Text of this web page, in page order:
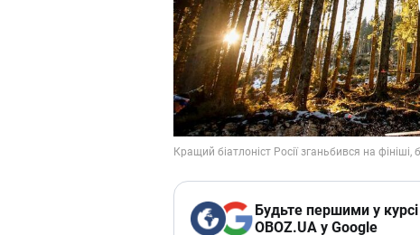
Будьте першими у
OBOZ.UA у Google